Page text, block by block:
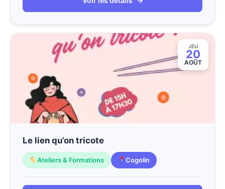
JEU
20
AOÛT
Le lien qu’on tricote
Ateliers & Formations Cogolin